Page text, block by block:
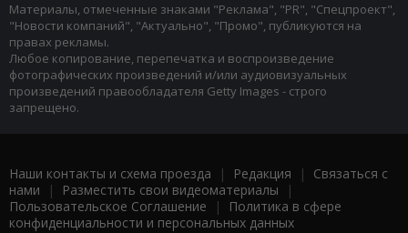
Материалы, отмеченные знаками "Реклама", "PR", "Спецпроект",
"Новости компаний", "Актуально", "Промо", публикуются на
правах рекламы.
Любое копирование, перепечатка и воспроизведение
фотографических произведений и/или аудиовизуальных
произведений правообладателя Getty Images - строго
запрещено.
Наши контакты и схема проезда | Редакция | Связаться с
нами | Разместить свои видеоматериалы |
Пользовательское Соглашение |
Политика в сфере
конфиденциальности и персональных данных